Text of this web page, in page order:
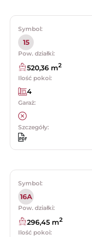
Symbol:
15
Pow. działki:
520,36 m2
Ilość pokoi:
4
Garaż:
Szczegóły:
Symbol:
16A
Pow. działki:
296,45 m2
Ilość pokoi: